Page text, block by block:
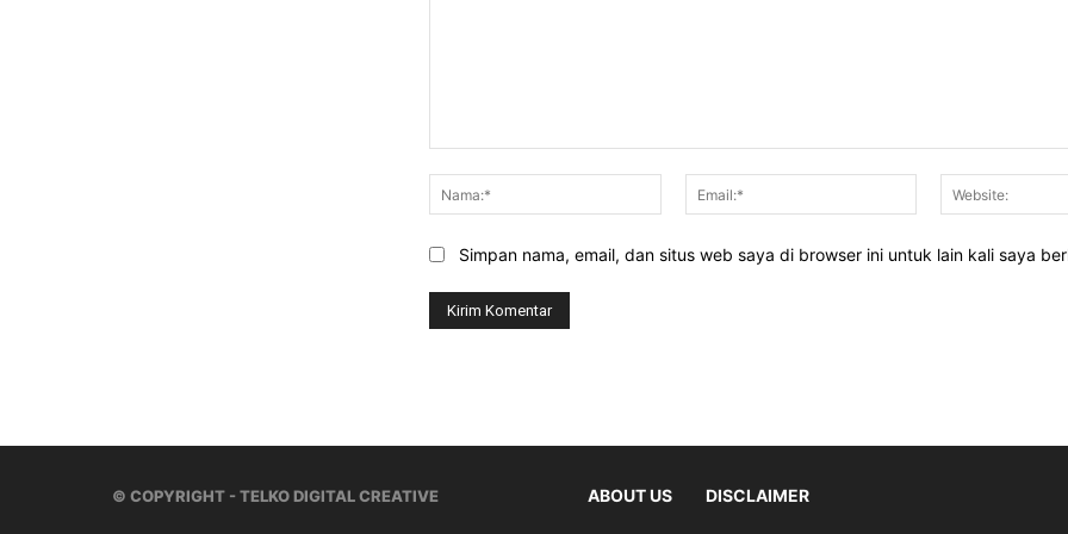
Nama:*
Email:*
Simpan nama, email, dan situs web saya di browser ini untuk lain kali saya
© COPYRIGHT - TELKO DIGITAL CREATIVE ABOUT US DISCLAIMER